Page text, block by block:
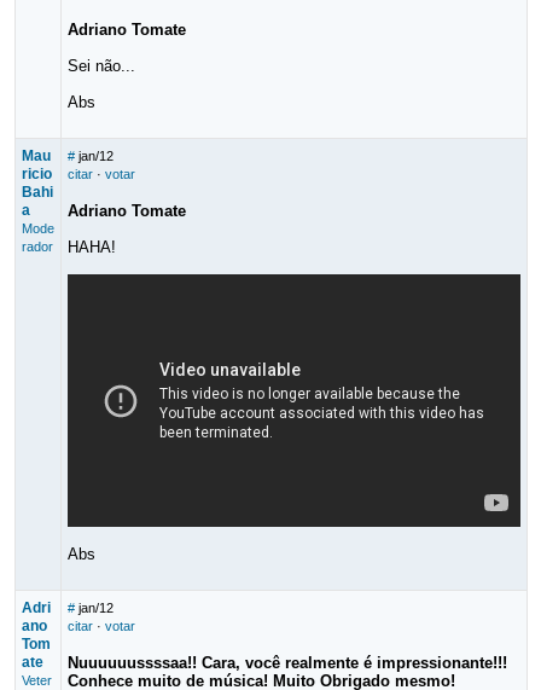
Adriano Tomate
Sei não...
Abs
Mau
ricio
Bahi
a
Mode
rador
# jan/12
citar· votar
Adriano Tomate
HAHA!
Abs
Adri
ano
Tom
ate
Veter
# jan/12
citar· votar
Nuuuuuussssaa!! Cara, você realmente é impressionante!!!
Conhece muito de música! Muito Obrigado mesmo!